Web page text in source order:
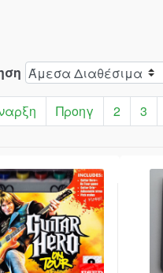
Προηγ 2 3